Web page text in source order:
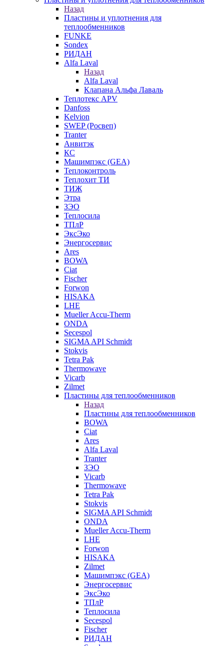
Назад
Пластины и уплотнения для
теплообменников
FUNKE
Sondex
РИДАН
Alfa Laval
Назад
Alfa Laval
Клапана Альфа Лаваль
Теплотекс APV
Danfoss
Kelvion
SWEP (Росвеп)
Tranter
Анвитэк
КС
Машимпэкс (GEA)
Теплоконтроль
Теплохит ТИ
ТИЖ
Этра
ЗЭО
Теплосила
ТПлР
ЭксЭко
Энергосервис
Ares
BOWA
Ciat
Fischer
Forwon
HISAKA
LHE
Mueller Accu-Therm
ONDA
Secespol
SIGMA API Schmidt
Stokvis
Tetra Pak
Thermowave
Vicarb
Zilmet
Пластины для теплообменников
Назад
Пластины для теплообменников
BOWA
Ciat
Ares
Alfa Laval
Tranter
ЗЭО
Vicarb
Thermowave
Tetra Pak
Stokvis
SIGMA API Schmidt
ONDA
Mueller Accu-Therm
LHE
Forwon
HISAKA
Zilmet
Машимпэкс (GEA)
Энергосервис
ЭксЭко
ТПлР
Теплосила
Secespol
Fischer
РИДАН